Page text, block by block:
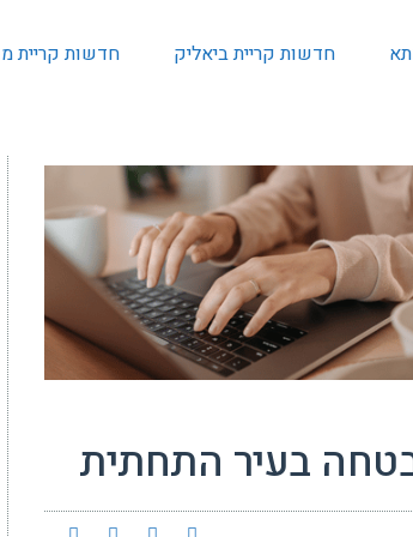
חדשות קריית ביאליק חדשות קריית
בעיר התחתית